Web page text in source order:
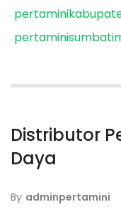
Distributor
Daya
By adminpertamini